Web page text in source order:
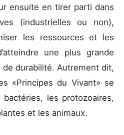
ensuite en tirer parti dans
(industrielles ou non),
les ressources et les
une plus grande
durabilité. Autrement dit,
«Principes du Vivant» se
les protozoaires,
et les animaux.